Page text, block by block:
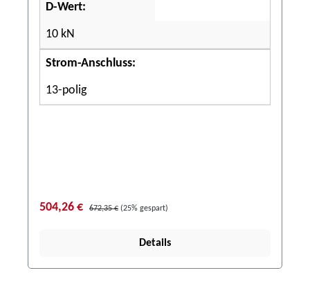
D-Wert:
10 kN
Strom-Anschluss:
13-polig
504,26 € 672,35 € (25% gespart)
Details